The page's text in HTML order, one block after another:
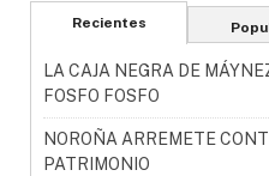
Recientes
LA CAJA NEGRA DE
FOSFO FOSFO
NOROÑA ARREMETE
PATRIMONIO